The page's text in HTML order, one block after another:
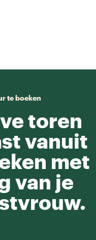
te boeken
toren
vanuit
met
van je